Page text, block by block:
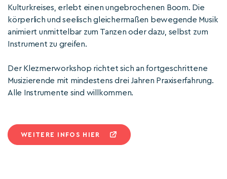
Kulturkreises, erlebt einen ungebrochenen Boom. Die
körperlich und seelisch gleichermaßen bewegende Musik
animiert unmittelbar zum Tanzen oder dazu, selbst zum
Instrument zu greifen.
Der Klezmerworkshop richtet sich an fortgeschrittene
Musizierende mit mindestens drei Jahren Praxiserfahrung.
Alle Instrumente sind willkommen.
WEITERE INFOS HIER